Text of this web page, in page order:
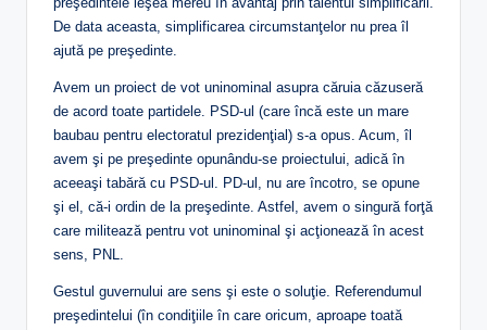
De data aceasta, simplificarea circumstanţelor nu prea îl
ajută pe preşedinte.
Avem un proiect de vot uninominal asupra căruia căzuseră
de acord toate partidele. PSD-ul (care încă este un mare
baubau pentru electoratul prezidenţial) s-a opus. Acum, îl
avem şi pe preşedinte opunându-se proiectului, adică în
aceeaşi tabără cu PSD-ul. PD-ul, nu are încotro, se opune
şi el, că-i ordin de la preşedinte. Astfel, avem o singură forţă
care militează pentru vot uninominal şi acţionează în acest
sens, PNL.
Gestul guvernului are sens şi este o soluţie. Referendumul
preşedintelui (în condiţiile în care oricum, aproape toată